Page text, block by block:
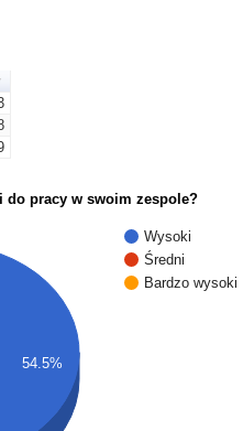
do pracy w swoim zespole?
Wysoki
Średni
Bardzo wysoki
54.5%